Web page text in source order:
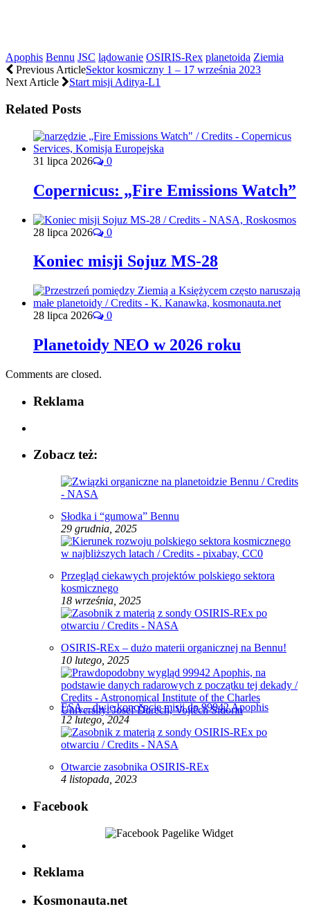
Apophis Bennu JSC lądowanie OSIRIS-Rex planetoida Ziemia
Previous ArticleSektor kosmiczny 1 – 17 września 2023
Next Article
Start misji Aditya-L1
Related Posts
31 lipca 2026 0
Copernicus: „Fire Emissions Watch”
28 lipca 2026 0
Koniec misji Sojuz MS-28
28 lipca 2026 0
Planetoidy NEO w 2026 roku
Comments are closed.
Reklama
Zobacz też:
Słodka i “gumowa” Bennu
29 grudnia, 2025
Przegląd ciekawych projektów polskiego sektora
kosmicznego
18 września, 2025
OSIRIS-REx – dużo materii organicznej na Bennu!
10 lutego, 2025
ESA – dwie koncepcje misji do 99942 Apophis
12 lutego, 2024
Otwarcie zasobnika OSIRIS-REx
4 listopada, 2023
Facebook
Reklama
Kosmonauta.net